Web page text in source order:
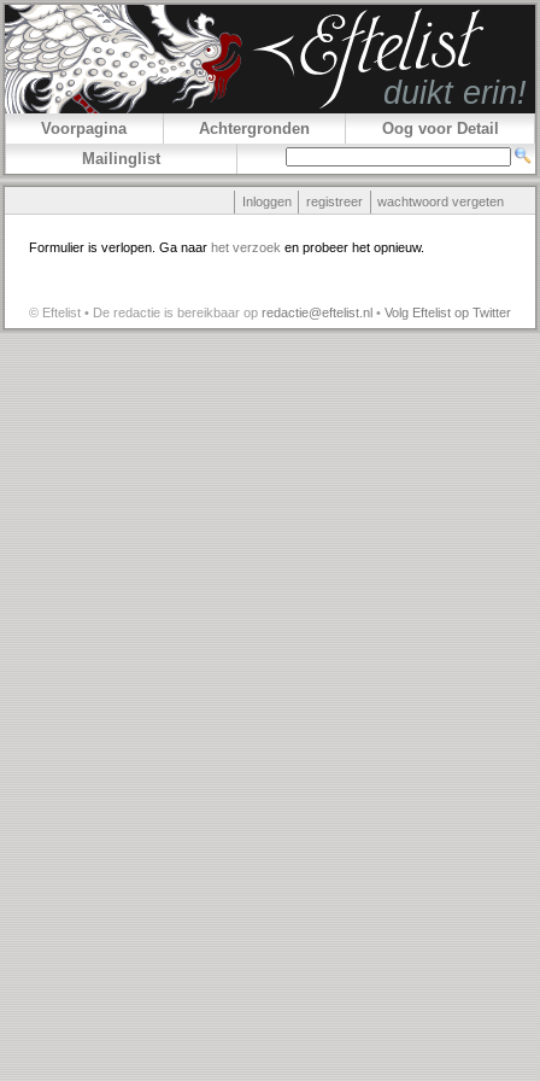
Voorpagina Achtergronden
Oog voor Detail
Mailinglist
Inloggen registreer wachtwoord vergeten
Formulier is verlopen. Ga naar het verzoek en probeer het opnieuw.
© Eftelist • De redactie is bereikbaar op redactie@eftelist.nl • Volg Eftelist op Twitter